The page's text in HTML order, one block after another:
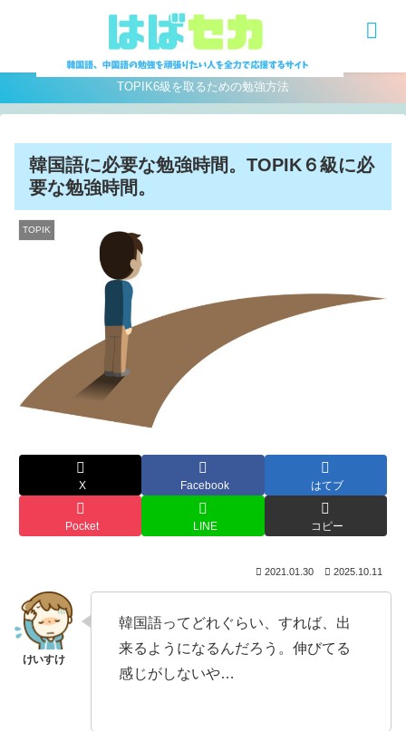
TOPIK6級を取るための勉強方法
韓国語に必要な勉強時間。TOPIK６級に必
要な勉強時間。
TOPIK
X Facebook はてブ
Pocket LINE コピー
2021.01.30 2025.10.11
韓国語ってどれぐらい、すれば、出
来るようになるんだろう。伸びてる
感じがしないや…